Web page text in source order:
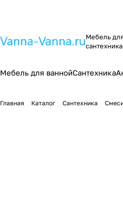
Мебель
сантехника
Мебель для ваннойСантехника
Главная Каталог Сантехника